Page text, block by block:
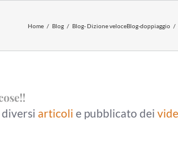
Home Blog Blog- Dizione veloceBlog-doppiaggio
articoli e pubblicato dei